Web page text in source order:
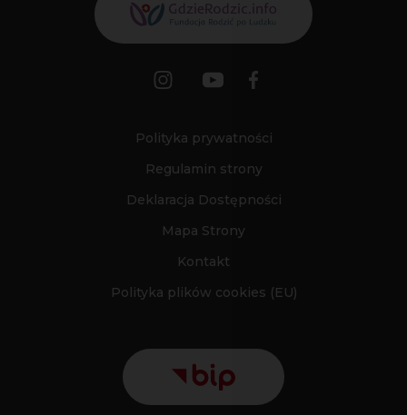
Polityka prywatności
Regulamin strony
Deklaracja Dostępności
Mapa Strony
Kontakt
Polityka plików cookies (EU)